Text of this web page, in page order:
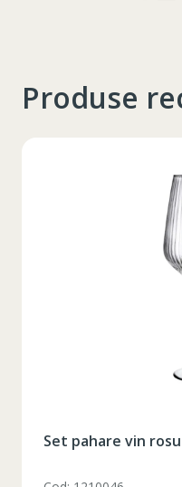
Produse
Set pahare vin